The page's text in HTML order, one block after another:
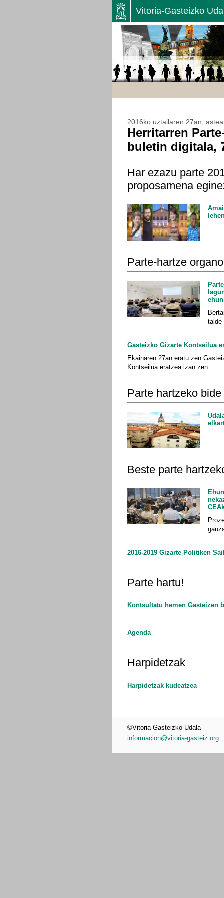
Vitoria-Gasteizko
2016ko uztailaren 27an,
Herritarren
buletin digitala,
Har ezazu parte
proposamena
Parte-hartze
talde
Gasteizko Gizarte Kontseilua
Ekainaren 27an eratu zen
Kontseilua eratzea izan zen.
Parte hartzeko
Beste parte
2016-2019 Gizarte Politiken
Parte hartu!
Kontsultatu hemen Gasteizen
Agenda
Harpidetzak
Harpidetzak kudeatzea
©Vitoria-Gasteizko Udala
informacion@vitoria-gasteiz.org